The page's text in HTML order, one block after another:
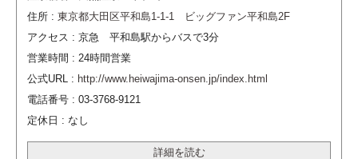
住所 : 東京都大田区平和島1-1-1 ビッグファン平和島2F
アクセス : 京急 平和島駅からバスで3分
営業時間 : 24時間営業
公式URL : http://www.heiwajima-onsen.jp/index.html
電話番号 : 03-3768-9121
定休日 : なし
詳細を読む